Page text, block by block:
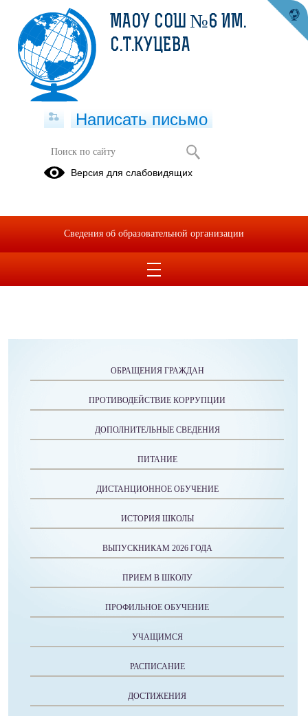
Финансовая грамотность
ОБРАЩЕНИЯ ГРАЖДАН
ПРОТИВОДЕЙСТВИЕ КОРРУПЦИИ
ДОПОЛНИТЕЛЬНЫЕ СВЕДЕНИЯ
ПИТАНИЕ
ДИСТАНЦИОННОЕ ОБУЧЕНИЕ
ИСТОРИЯ ШКОЛЫ
ВЫПУСКНИКАМ 2026 ГОДА
ПРИЕМ В ШКОЛУ
ПРОФИЛЬНОЕ ОБУЧЕНИЕ
УЧАЩИМСЯ
РАСПИСАНИЕ
ДОСТИЖЕНИЯ
МАОУ СОШ №6 ИМ.
С.Т.КУЦЕВА
Написать письмо
Версия для слабовидящих
Сведения об образовательной организации